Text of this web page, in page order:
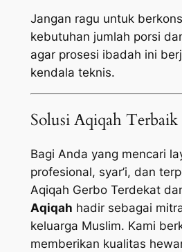
Jangan ragu untuk
kebutuhan jumlah porsi
agar prosesi ibadah ini
kendala teknis.
Solusi Aqiqah
Bagi Anda yang mencari
profesional, syar’i, dan
Aqiqah Gerbo Terdekat
Aqiqah hadir sebagai
keluarga Muslim. Kami
memberikan kualitas